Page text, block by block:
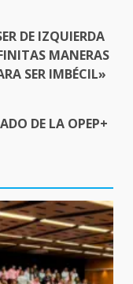
DE IZQUIERDA
MANERAS
SER IMBÉCIL»
DE LA OPEP+